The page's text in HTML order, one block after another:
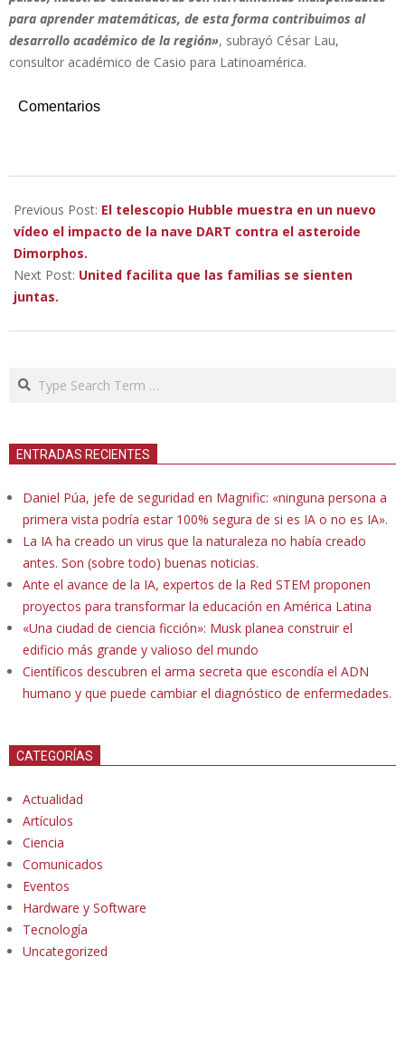
para aprender matemáticas, de esta forma contribuimos al
desarrollo académico de la región», subrayó César Lau,
consultor académico de Casio para Latinoamérica.
Comentarios
03-
05
Previous Post: El telescopio Hubble muestra en un nuevo
vídeo el impacto de la nave DART contra el asteroide
Dimorphos.
Next Post: United facilita que las familias se sienten
juntas.
Search
ENTRADAS RECIENTES
Daniel Púa, jefe de seguridad en Magnific: «ninguna persona a
primera vista podría estar 100% segura de si es IA o no es IA».
La IA ha creado un virus que la naturaleza no había creado
antes. Son (sobre todo) buenas noticias.
Ante el avance de la IA, expertos de la Red STEM proponen
proyectos para transformar la educación en América Latina
«Una ciudad de ciencia ficción»: Musk planea construir el
edificio más grande y valioso del mundo
Científicos descubren el arma secreta que escondía el ADN
humano y que puede cambiar el diagnóstico de enfermedades.
CATEGORÍAS
Actualidad
Artículos
Ciencia
Comunicados
Eventos
Hardware y Software
Tecnología
Uncategorized